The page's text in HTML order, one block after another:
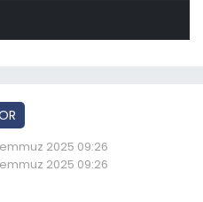
2025 09:26
2025 09:26